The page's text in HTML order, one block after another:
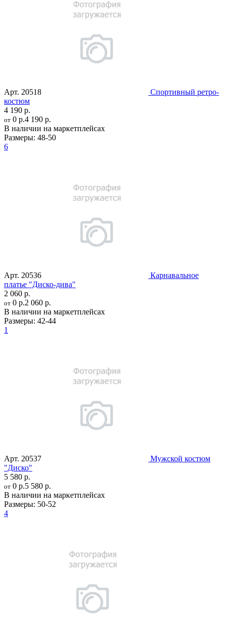
Арт. 20518
Спортивный ретро-
костюм
4 190 р.
от 0 р.4 190 р.
В наличии на маркетплейсах
Размеры: 48-50
6
Арт. 20536
Карнавальное
платье "Диско-дива"
2 060 р.
от 0 р.2 060 р.
В наличии на маркетплейсах
Размеры: 42-44
1
Арт. 20537
Мужской костюм
"Диско"
5 580 р.
от 0 р.5 580 р.
В наличии на маркетплейсах
Размеры: 50-52
4